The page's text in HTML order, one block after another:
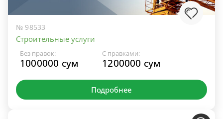
№ 98533
Строительные услуги
Без правок:
1000000 сум
С правками:
1200000 сум
Подробнее